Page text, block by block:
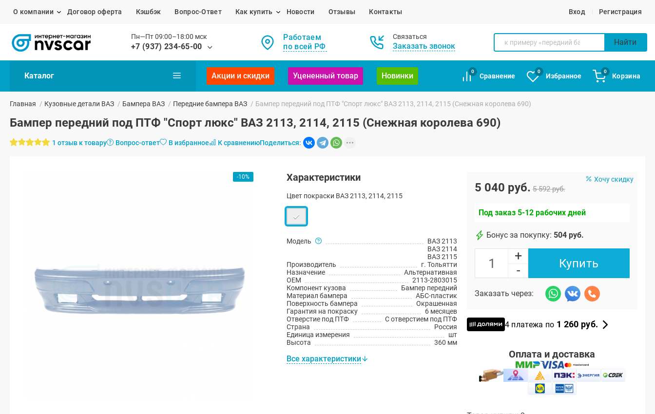
О компании Договор оферта Кэшбэк Вопрос-Ответ Как купить Новости Отзывы Контакты Вход Регистрация
Пн—Пт 09:00–18:00 мск
+7 (937) 234-65-00
Работаем
по всей РФ
Связаться
Заказать звонок Найти
Каталог Акции и скидки Уцененный товар Новинки
0
Сравнение
0
Избранное
0
Корзина
Главная / Кузовные детали ВАЗ / Бампера ВАЗ / Передние бампера ВАЗ / Бампер передний под ПТФ "Спорт люкс" ВАЗ 2113, 2114, 2115 (Снежная королева 690)
Бампер передний под ПТФ "Спорт люкс" ВАЗ 2113, 2114, 2115 (Снежная королева 690)
1 отзыв к товару Вопрос-ответ В избранное К сравнениюПоделиться:
-10% Характеристики
Цвет покраски ВАЗ 2113, 2114, 2115
Модель
ВАЗ 2113
ВАЗ 2114
ВАЗ 2115
Производитель
г. Тольятти
Назначение
Альтернативная
OEM
2113-2803015
Компонент кузова
Бампер передний
Материал бампера
АБС-пластик
Поверхность бампера
Окрашенная
Гарантия на покраску
6 месяцев
Отверстие под ПТФ
С отверстием под ПТФ
Страна
Россия
Единица измерения
шт
Высота
360 мм
Все характеристики
Хочу скидку
5 040 руб. 5 592 руб.
Под заказ 5-12 рабочих дней
Бонус за покупку: 504 руб.
+
-
Купить
Заказать через:
4 платежа по 1 260 руб.
Оплата и доставка